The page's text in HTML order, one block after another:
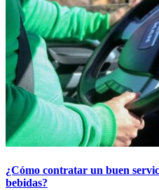
¿Cómo contratar un buen
bebidas?